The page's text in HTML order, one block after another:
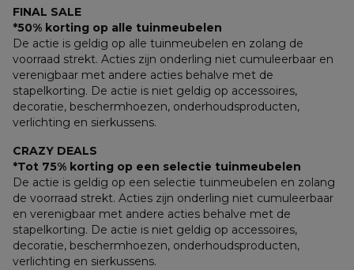
FINAL SALE
*50% korting op alle tuinmeubelen
De actie is geldig op alle tuinmeubelen en zolang de
voorraad strekt. Acties zijn onderling niet cumuleerbaar en
verenigbaar met andere acties behalve met de
stapelkorting. De actie is niet geldig op accessoires,
decoratie, beschermhoezen, onderhoudsproducten,
verlichting en sierkussens.
CRAZY DEALS
*Tot 75% korting op een selectie tuinmeubelen
De actie is geldig op een selectie tuinmeubelen en zolang
de voorraad strekt. Acties zijn onderling niet cumuleerbaar
en verenigbaar met andere acties behalve met de
stapelkorting. De actie is niet geldig op accessoires,
decoratie, beschermhoezen, onderhoudsproducten,
verlichting en sierkussens.